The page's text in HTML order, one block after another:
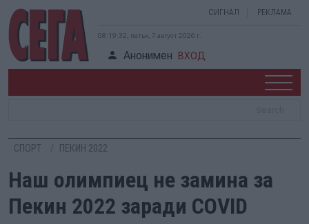
СИГНАЛ РЕКЛАМА
08:19:32, петък, 7 август 2026 г.
Анонимен ВХОД
СПОРТ ПЕКИН 2022
Наш олимпиец не замина за
Пекин 2022 заради COVID